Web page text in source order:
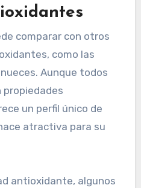
comparar con otros
como las
Aunque todos
un perfil único de
atractiva para su
antioxidante, algunos